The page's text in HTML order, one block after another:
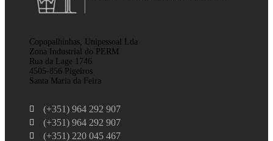
Copopalhinhas, Unipessoal Lda
Zona Industrial do PERM
Rua da Lage 1746
4505-856 Pigeiros
Santa Maria da Feira
(+351) 964 292 907
(+351) 964 292 907
(+351) 220 045 467